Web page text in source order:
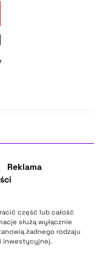
Reklama
część lub całość
służą wyłącznie
żadnego rodzaju
inwestycyjnej.